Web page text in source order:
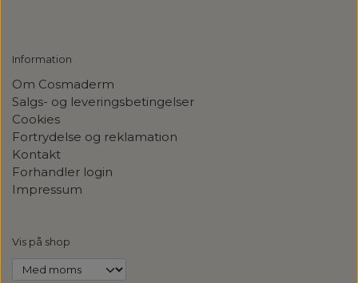
Information
Om Cosmaderm
Salgs- og leveringsbetingelser
Cookies
Fortrydelse og reklamation
Kontakt
Forhandler login
Impressum
Vis på shop